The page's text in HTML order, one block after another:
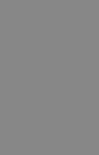
深软件测试工程师，请基于